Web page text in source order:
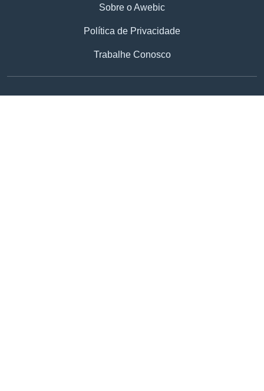
Sobre o Awebic
Política de Privacidade
Trabalhe Conosco